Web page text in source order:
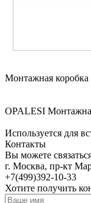
Монтажная коробка
OPALESI
Используется для
Контакты
Вы можете
г. Москва, пр-кт
+7(499)392-10-33
Хотите получить